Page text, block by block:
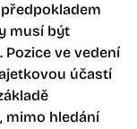
musí být
ve vedení
účastí
mimo hledání